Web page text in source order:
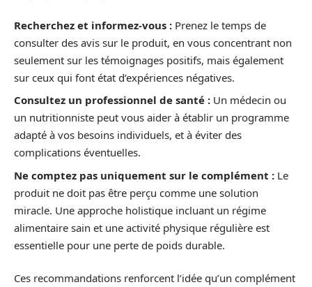
Recherchez et informez-vous : Prenez le temps de
consulter des avis sur le produit, en vous concentrant non
seulement sur les témoignages positifs, mais également
sur ceux qui font état d’expériences négatives.
Consultez un professionnel de santé : Un médecin ou
un nutritionniste peut vous aider à établir un programme
adapté à vos besoins individuels, et à éviter des
complications éventuelles.
Ne comptez pas uniquement sur le complément : Le
produit ne doit pas être perçu comme une solution
miracle. Une approche holistique incluant un régime
alimentaire sain et une activité physique régulière est
essentielle pour une perte de poids durable.
Ces recommandations renforcent l’idée qu’un complément